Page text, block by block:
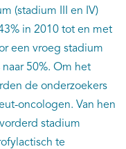
(stadium III en IV)
in 2010 tot en met
een vroeg stadium
50%. Om het
de onderzoekers
oncologen. Van hen
stadium
te